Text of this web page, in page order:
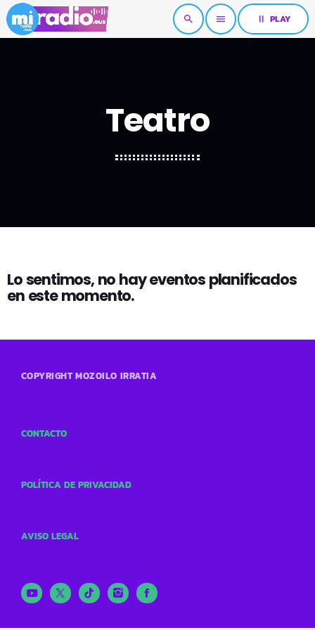
search menu pause PLAY
Teatro
Lo sentimos, no hay eventos planificados
en este momento.
COPYRIGHT MOZOILO IRRATIA
CONTACTO
POLÍTICA DE PRIVACIDAD
AVISO LEGAL